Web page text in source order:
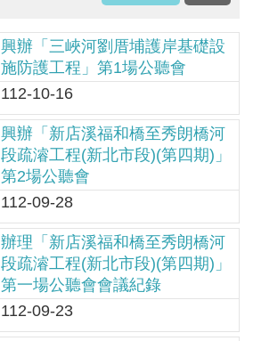
興辦「三峽河劉厝埔護岸基礎設
施防護工程」第1場公聽會
112-10-16
興辦「新店溪福和橋至秀朗橋河
段疏濬工程(新北市段)(第四期)」
第2場公聽會
112-09-28
辦理「新店溪福和橋至秀朗橋河
段疏濬工程(新北市段)(第四期)」
第一場公聽會會議紀錄
112-09-23